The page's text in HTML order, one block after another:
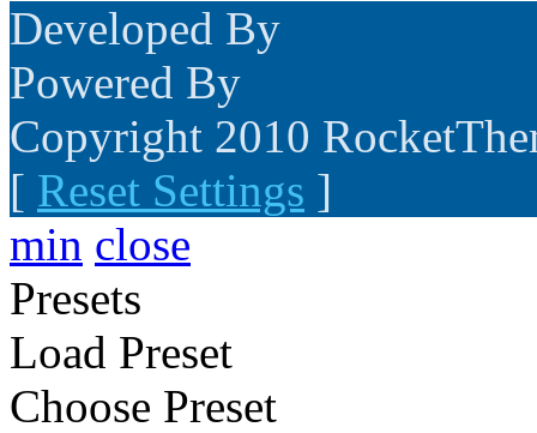
Developed By
Powered By
Copyright 2010
[ Reset Settings ]
min close
Presets
Load Preset
Choose Preset